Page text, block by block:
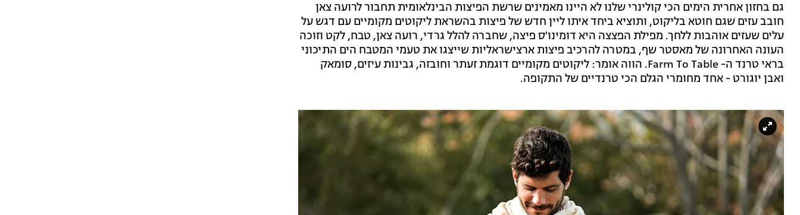
גם בחזון אחרית הימים הכי קולינרי שלנו לא היינו מאמינים שרשת הפיצות הבינלאומית תחבור לרועה צאן
חובב עזים שגם חוטא בליקוט, ותוציא ביחד איתו ליין חדש של פיצות בהשראת ליקוטים מקומיים עם דגש על
עלים שעזים אוהבות ללחך. מפילת הפצצה היא דומינו'ס פיצה, שחברה להלל גרדי, רועה צאן, טבח, לקט וזוכה
העונה האחרונה של מאסטר שף, במטרה להרכיב פיצות ארצישראליות שייצגו את טעמי המטבח הים התיכוני
בראי טרנד ה- Farm To Table. הווה אומר: ליקוטים מקומיים דוגמת זעתר וחובזה, גבינות עיזים, סומאק
ואבן יוגורט - אחד מחומרי הגלם הכי טרנדיים של התקופה.